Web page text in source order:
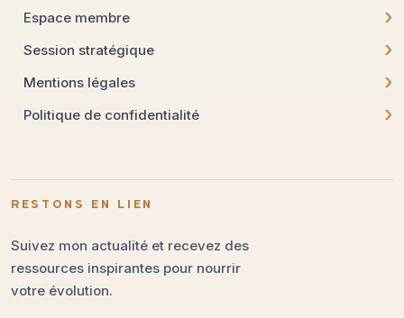
Espace membre ›
Session stratégique ›
Mentions légales ›
Politique de confidentialité ›
RESTONS EN LIEN
Suivez mon actualité et recevez des
ressources inspirantes pour nourrir
votre évolution.